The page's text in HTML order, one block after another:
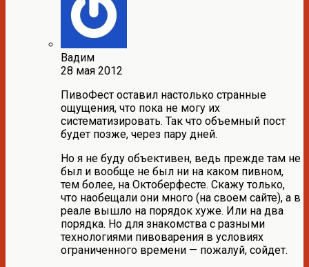
Вадим
28 мая 2012
ПивоФест оставил настолько странные
ощущения, что пока не могу их
систематизировать. Так что объемный пост
будет позже, через пару дней.
Но я не буду объективен, ведь прежде там не
был и вообще не был ни на каком пивном,
тем более, на Октоберфесте. Скажу только,
что наобещали они много (на своем сайте), а в
реале вышло на порядок хуже. Или на два
порядка. Но для знакомства с разными
технологиями пивоварения в условиях
ограниченного времени — пожалуй, сойдет.